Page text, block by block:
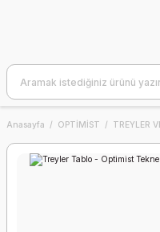
Anasayfa OPTİMİST TREYLER